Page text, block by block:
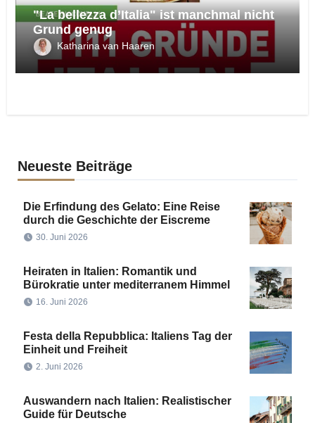
"La bellezza d’Italia" ist manchmal nicht
Grund genug
Katharina van Haaren
Neueste Beiträge
Die Erfindung des Gelato: Eine Reise
durch die Geschichte der Eiscreme
30. Juni 2026
Heiraten in Italien: Romantik und
Bürokratie unter mediterranem Himmel
16. Juni 2026
Festa della Repubblica: Italiens Tag der
Einheit und Freiheit
2. Juni 2026
Auswandern nach Italien: Realistischer
Guide für Deutsche